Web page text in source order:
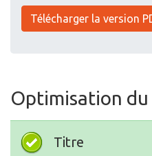
Télécharger la version
Optimisation
Titre